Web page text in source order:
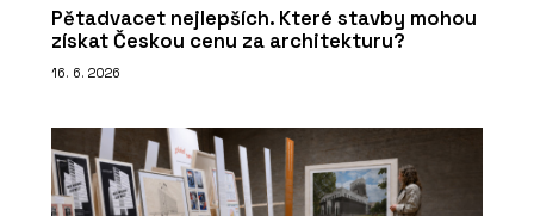
Pětadvacet nejlepších. Které stavby mohou
získat Českou cenu za architekturu?
16. 6. 2026